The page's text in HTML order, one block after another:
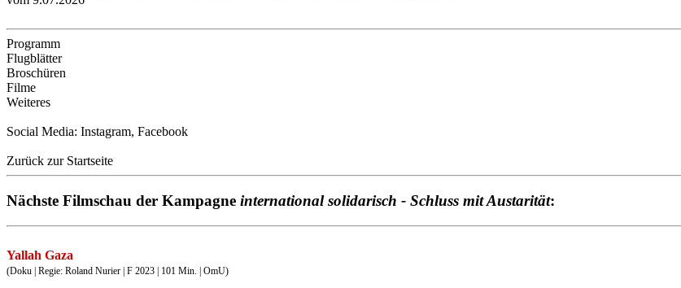
Programm
Flugblätter
Broschüren
Filme
Weiteres
Social Media: Instagram, Facebook
Zurück zur Startseite
Nächste Filmschau der Kampagne international solidarisch - Schluss mit Austarität:
Yallah Gaza
(Doku | Regie: Roland Nurier | F 2023 | 101 Min. | OmU)